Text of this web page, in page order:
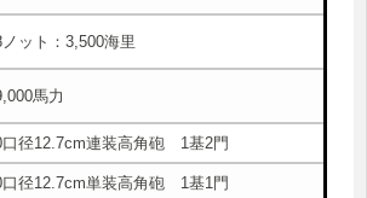
ノット：3,500海里
馬力
口径12.7cm連装高角砲 1基2門
口径12.7cm単装高角砲 1基1門